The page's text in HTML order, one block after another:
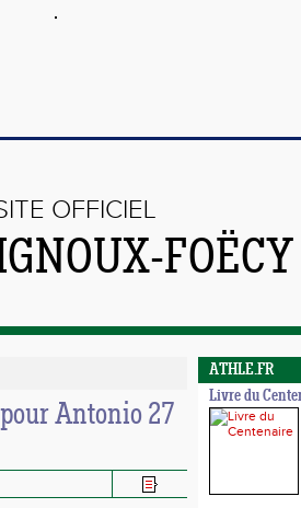
OFFICIEL
Antonio 27
ATHLE.FR
Livre du